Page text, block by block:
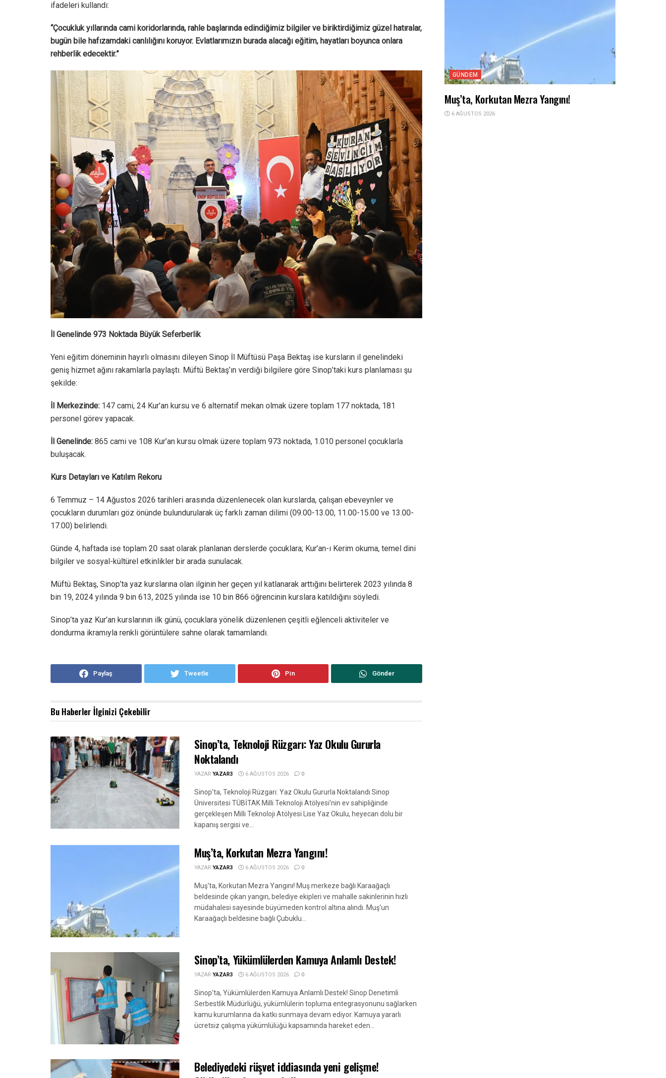
ifadeleri kullandı:
“Çocukluk yıllarında cami koridorlarında, rahle başlarında edindiğimiz bilgiler ve biriktirdiğimiz güzel hatıralar,
bugün bile hafızamdaki canlılığını koruyor. Evlatlarımızın burada alacağı eğitim, hayatları boyunca onlara
rehberlik edecektir.”
İl Genelinde 973 Noktada Büyük Seferberlik
Yeni eğitim döneminin hayırlı olmasını dileyen Sinop İl Müftüsü Paşa Bektaş ise kursların il genelindeki
geniş hizmet ağını rakamlarla paylaştı. Müftü Bektaş’ın verdiği bilgilere göre Sinop’taki kurs planlaması şu
şekilde:
İl Merkezinde: 147 cami, 24 Kur’an kursu ve 6 alternatif mekan olmak üzere toplam 177 noktada, 181
personel görev yapacak.
İl Genelinde: 865 cami ve 108 Kur’an kursu olmak üzere toplam 973 noktada, 1.010 personel çocuklarla
buluşacak.
Kurs Detayları ve Katılım Rekoru
6 Temmuz – 14 Ağustos 2026 tarihleri arasında düzenlenecek olan kurslarda, çalışan ebeveynler ve
çocukların durumları göz önünde bulundurularak üç farklı zaman dilimi (09.00-13.00, 11.00-15.00 ve 13.00-
17.00) belirlendi.
Günde 4, haftada ise toplam 20 saat olarak planlanan derslerde çocuklara; Kur’an-ı Kerim okuma, temel dini
bilgiler ve sosyal-kültürel etkinlikler bir arada sunulacak.
Müftü Bektaş, Sinop’ta yaz kurslarına olan ilginin her geçen yıl katlanarak arttığını belirterek 2023 yılında 8
bin 19, 2024 yılında 9 bin 613, 2025 yılında ise 10 bin 866 öğrencinin kurslara katıldığını söyledi.
Sinop’ta yaz Kur’an kurslarının ilk günü, çocuklara yönelik düzenlenen çeşitli eğlenceli aktiviteler ve
dondurma ikramıyla renkli görüntülere sahne olarak tamamlandı.
Paylaş Tweetle Pin Gönder
Bu Haberler İlginizi Çekebilir
Sinop’ta, Teknoloji Rüzgarı: Yaz Okulu Gururla
Noktalandı
YAZAR YAZAR3 6 AĞUSTOS 2026 0
Sinop'ta, Teknoloji Rüzgarı: Yaz Okulu Gururla Noktalandı Sinop
Üniversitesi TÜBİTAK Milli Teknoloji Atölyesi’nin ev sahipliğinde
gerçekleşen Milli Teknoloji Atölyesi Lise Yaz Okulu, heyecan dolu bir
kapanış sergisi ve...
Muş’ta, Korkutan Mezra Yangını!
YAZAR YAZAR3 6 AĞUSTOS 2026 0
Muş'ta, Korkutan Mezra Yangını! Muş merkeze bağlı Karaağaçlı
beldesinde çıkan yangın, belediye ekipleri ve mahalle sakinlerinin hızlı
müdahalesi sayesinde büyümeden kontrol altına alındı. Muş’un
Karaağaçlı beldesine bağlı Çubuklu...
Sinop’ta, Yükümlülerden Kamuya Anlamlı Destek!
YAZAR YAZAR3 6 AĞUSTOS 2026 0
Sinop'ta, Yükümlülerden Kamuya Anlamlı Destek! Sinop Denetimli
Serbestlik Müdürlüğü, yükümlülerin topluma entegrasyonunu sağlarken
kamu kurumlarına da katkı sunmaya devam ediyor. Kamuya yararlı
ücretsiz çalışma yükümlülüğü kapsamında hareket eden...
Belediyedeki rüşvet iddiasında yeni gelişme!
GÜNDEM
Muş’ta, Korkutan Mezra Yangını!
6 AĞUSTOS 2026